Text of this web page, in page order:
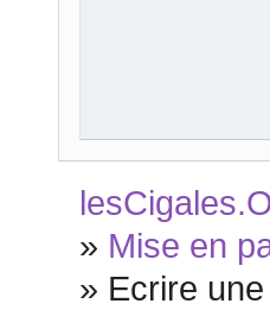
» Mise en
» Ecrire